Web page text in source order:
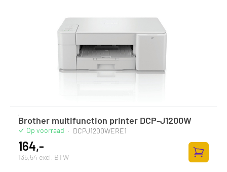
Brother multifunction printer DCP-J1200W
Op voorraad · DCPJ1200WERE1
164,-
135,54 excl. BTW
Zum